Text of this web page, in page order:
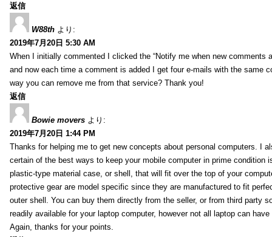
返信
W88th より:
2019年7月20日 5:30 AM
When I initially commented I clicked the “Notify me when new comments
and now each time a comment is added I get four e-mails with the same
way you can remove me from that service? Thank you!
返信
Bowie movers より:
2019年7月20日 1:44 PM
Thanks for helping me to get new concepts about personal computers. I
certain of the best ways to keep your mobile computer in prime condition
plastic-type material case, or shell, that will fit over the top of your
protective gear are model specific since they are manufactured to fit
outer shell. You can buy them directly from the seller, or from third party
readily available for your laptop computer, however not all laptop can
Again, thanks for your points.